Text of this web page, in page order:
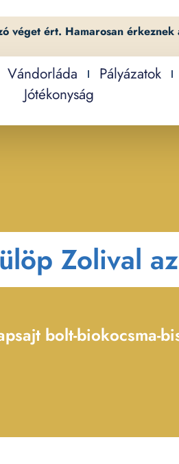
véget ért. Hamarosan
Vándorláda Pályázatok
Jótékonyság
Zolival
bolt-biokocsma-